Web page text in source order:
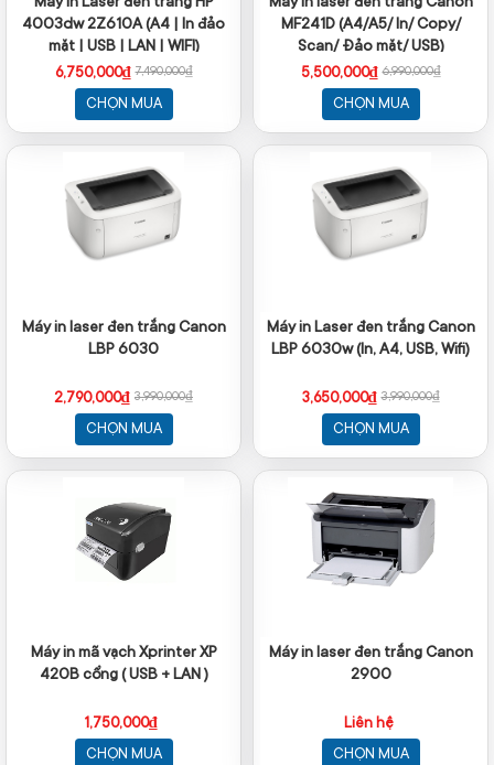
4003dw 2Z610A (A4 | In đảo
mặt | USB | LAN | WIFI)
6,750,000₫ 7,490,000₫
CHỌN MUA
MF241D (A4/A5/ In/ Copy/
Scan/ Đảo mặt/ USB)
5,500,000₫ 6,990,000₫
CHỌN MUA
Máy in laser đen trắng Canon
LBP 6030
2,790,000₫ 3,990,000₫
CHỌN MUA
Máy in Laser đen trắng Canon
LBP 6030w (In, A4, USB, Wifi)
3,650,000₫ 3,990,000₫
CHỌN MUA
Máy in mã vạch Xprinter XP
420B cổng ( USB + LAN )
1,750,000₫
CHỌN MUA
Máy in laser đen trắng Canon
2900
Liên hệ
CHỌN MUA